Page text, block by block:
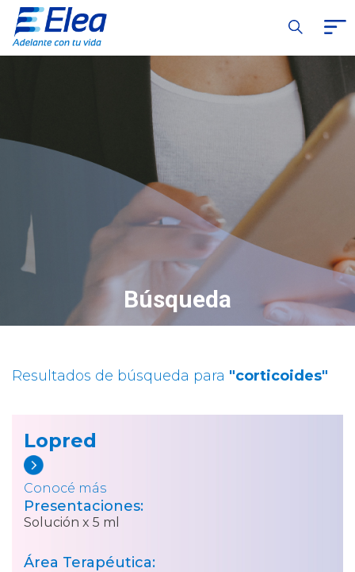
Búsqueda
Resultados de búsqueda para "corticoides"
Lopred
Conocé más
Presentaciones:
Solución x 5 ml
Área Terapéutica: